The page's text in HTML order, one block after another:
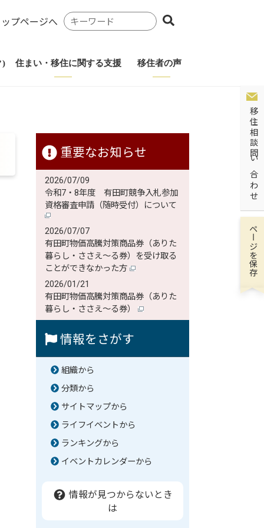
プページへ
検
索
ー
ワ
) 住まい・移住に関する支援 移住者の声
移住相談問い合わせ
重要なお知らせ
2026/07/09
令和7・8年度 有田町競争入札参加
資格審査申請（随時受付）について
2026/07/07
有田町物価高騰対策商品券（ありた
暮らし・ささえ～る券）を受け取る
ことができなかった方
2026/01/21
有田町物価高騰対策商品券（ありた
暮らし・ささえ～る券）
情報をさがす
組織から
分類から
サイトマップから
ライフイベントから
ランキングから
イベントカレンダーから
情報が見つからないとき
は
ページを保存